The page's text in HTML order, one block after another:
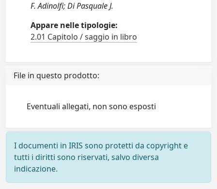
F. Adinolfi; Di Pasquale J.
Appare nelle tipologie:
2.01 Capitolo / saggio in libro
File in questo prodotto:
Eventuali allegati, non sono esposti
I documenti in IRIS sono protetti da copyright e
tutti i diritti sono riservati, salvo diversa
indicazione.